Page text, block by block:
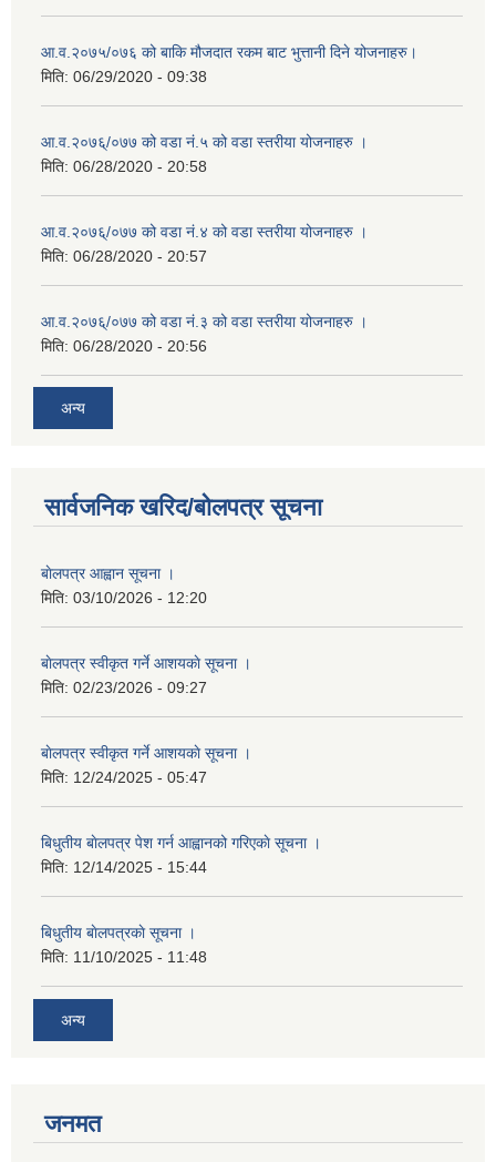
आ.व.२०७५/०७६ को बाकि मौजदात रकम बाट भुत्तानी दिने योजनाहरु।
मिति: 06/29/2020 - 09:38
आ.व.२०७६्/०७७ को वडा नं.५ को वडा स्तरीया योजनाहरु ।
मिति: 06/28/2020 - 20:58
आ.व.२०७६्/०७७ को वडा नं.४ को वडा स्तरीया योजनाहरु ।
मिति: 06/28/2020 - 20:57
आ.व.२०७६्/०७७ को वडा नं.३ को वडा स्तरीया योजनाहरु ।
मिति: 06/28/2020 - 20:56
अन्य
सार्वजनिक खरिद/बोलपत्र सूचना
बाेलपत्र आह्वान सूचना ।
मिति: 03/10/2026 - 12:20
बाेलपत्र स्वीकृत गर्ने आशयकाे सूचना ।
मिति: 02/23/2026 - 09:27
बाेलपत्र स्वीकृत गर्ने आशयकाे सूचना ।
मिति: 12/24/2025 - 05:47
बिधुतीय बाेलपत्र पेश गर्न आह्वानको गरिएकाे सूचना ।
मिति: 12/14/2025 - 15:44
बिधुतीय बाेलपत्रकाे सूचना ।
मिति: 11/10/2025 - 11:48
अन्य
जनमत